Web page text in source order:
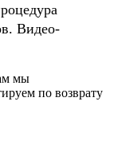
Видео-
мы
по возврату